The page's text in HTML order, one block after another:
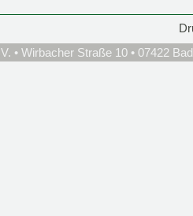
• Wirbacher Straße 10 • 07422